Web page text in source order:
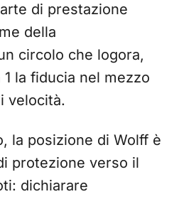
di prestazione
della
circolo che logora,
la fiducia nel mezzo
velocità.
la posizione di Wolff è
protezione verso il
dichiarare